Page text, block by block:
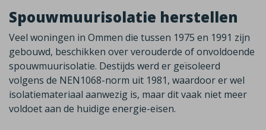
Spouwmuurisolatie herstellen
Veel woningen in Ommen die tussen 1975 en 1991 zijn
gebouwd, beschikken over verouderde of onvoldoende
spouwmuurisolatie. Destijds werd er geïsoleerd
volgens de NEN1068-norm uit 1981, waardoor er wel
isolatiemateriaal aanwezig is, maar dit vaak niet meer
voldoet aan de huidige energie-eisen.